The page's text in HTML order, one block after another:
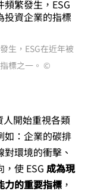
生，ESG在近年被
標之一。 ©
人開始重視各類
如：企業的碳排
環境的衝擊、
使 ESG 成為現
力的重要指標 ，